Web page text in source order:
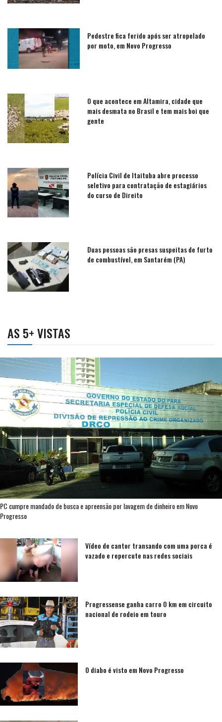
Pedestre fica ferido após ser atropelado
por moto, em Novo Progresso
O que acontece em Altamira, cidade que
mais desmata no Brasil e tem mais boi que
gente
Polícia Civil de Itaituba abre processo
seletivo para contratação de estagiários
do curso de Direito
Duas pessoas são presas suspeitas de furto
de combustível, em Santarém (PA)
AS 5+ VISTAS
PC cumpre mandado de busca e apreensão por lavagem de dinheiro em Novo
Progresso
Vídeo de cantor transando com uma porca é
vazado e repercute nas redes sociais
Progressense ganha carro 0 km em circuito
nacional de rodeio em touro
O diabo é visto em Novo Progresso